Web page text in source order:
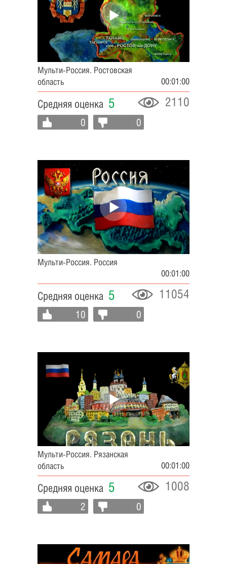
Мульти-Россия. Ростовская
область
00:01:00
Средняя оценка 5 2110
0 0
Мульти-Россия. Россия
00:01:00
Средняя оценка 5 11054
10 0
Мульти-Россия. Рязанская
область
00:01:00
Средняя оценка 5 1008
2 0